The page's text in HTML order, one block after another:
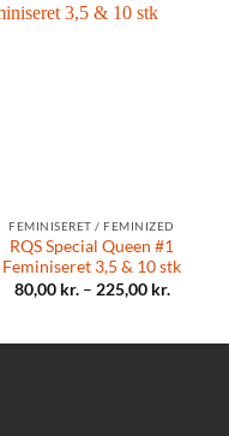
FEMINISERET / FEMINIZED
RQS Special Queen #1
Feminiseret 3,5 & 10 stk
80,00 kr.– 225,00 kr.